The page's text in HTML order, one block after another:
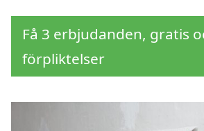
Få 3 erbjudanden, gratis
förpliktelser